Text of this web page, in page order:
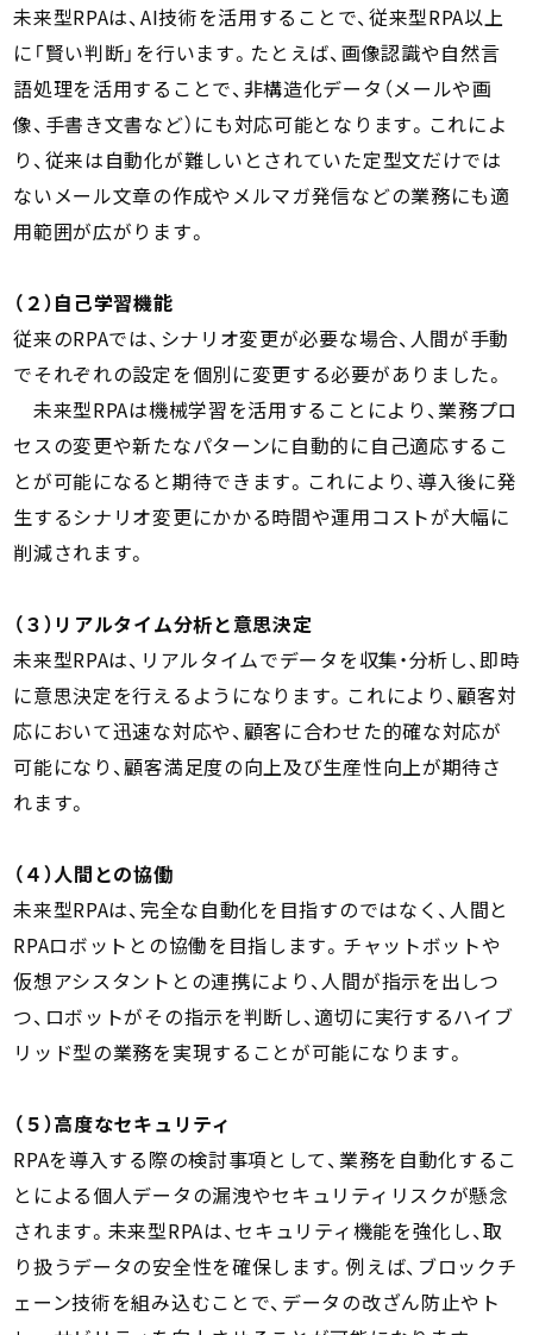
未来型RPAは、AI技術を活用することで、従来型RPA以上
に「賢い判断」を行います。たとえば、画像認識や自然言
語処理を活用することで、非構造化データ（メールや画
像、手書き文書など）にも対応可能となります。これによ
り、従来は自動化が難しいとされていた定型文だけでは
ないメール文章の作成やメルマガ発信などの業務にも適
用範囲が広がります。
（２）自己学習機能
従来のRPAでは、シナリオ変更が必要な場合、人間が手動
でそれぞれの設定を個別に変更する必要がありました。
未来型RPAは機械学習を活用することにより、業務プロ
セスの変更や新たなパターンに自動的に自己適応するこ
とが可能になると期待できます。これにより、導入後に発
生するシナリオ変更にかかる時間や運用コストが大幅に
削減されます。
（３）リアルタイム分析と意思決定
未来型RPAは、リアルタイムでデータを収集・分析し、即時
に意思決定を行えるようになります。これにより、顧客対
応において迅速な対応や、顧客に合わせた的確な対応が
可能になり、顧客満足度の向上及び生産性向上が期待さ
れます。
（４）人間との協働
未来型RPAは、完全な自動化を目指すのではなく、人間と
RPAロボットとの協働を目指します。チャットボットや
仮想アシスタントとの連携により、人間が指示を出しつ
つ、ロボットがその指示を判断し、適切に実行するハイブ
リッド型の業務を実現することが可能になります。
（５）高度なセキュリティ
RPAを導入する際の検討事項として、業務を自動化するこ
とによる個人データの漏洩やセキュリティリスクが懸念
されます。未来型RPAは、セキュリティ機能を強化し、取
り扱うデータの安全性を確保します。例えば、ブロックチ
ェーン技術を組み込むことで、データの改ざん防止やト